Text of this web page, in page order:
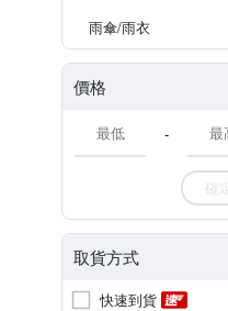
雨傘/雨衣
價格
-
確定
取貨方式
快速到貨